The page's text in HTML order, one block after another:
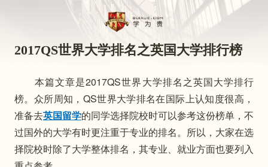
2017QS世界大学排名之英国大学排行榜
本篇文章是2017QS世界大学排名之英国大学排行
榜。众所周知，QS世界大学排名在国际上认知度很高，
准备去英国留学的同学选择院校时可以参考这份榜单，不
过国外的大学有时更注重于专业的排名。所以，大家在选
择院校时除了大学整体排名，其专业、就业方面也要列入